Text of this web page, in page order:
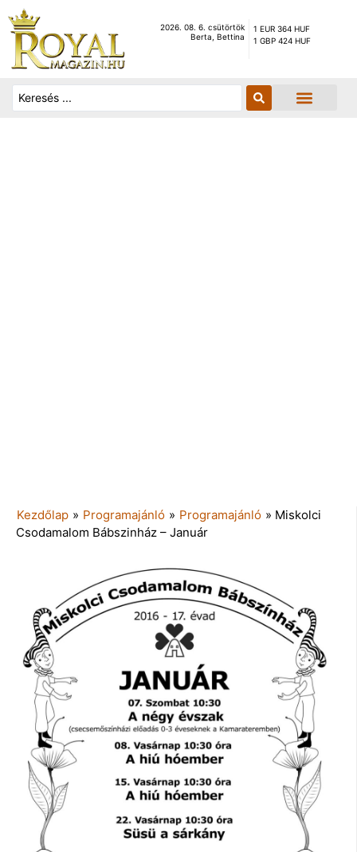
2026. 08. 6. csütörtök
Berta, Bettina
1 EUR 364 HUF
1 GBP 424 HUF
Kezdőlap » Programajánló » Programajánló » Miskolci
Csodamalom Bábszinház – Január